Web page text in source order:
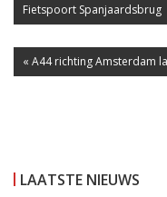
Fietspoort Spanjaardsbrug
« A44 richting Amsterdam
LAATSTE NIEUWS